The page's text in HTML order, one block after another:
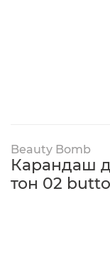
Beauty Bomb
Карандаш
тон 02